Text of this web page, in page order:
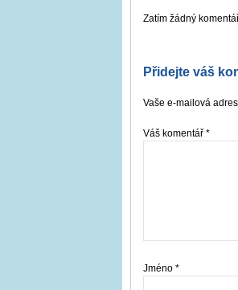
Zatím žádný
Přidejte váš
Vaše e-mailová
Váš komentář *
Jméno *